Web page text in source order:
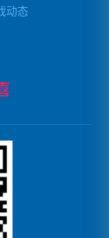
动态